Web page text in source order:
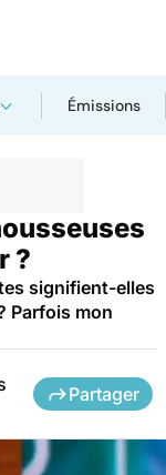
Émissions
?
signifient-elles
Parfois mon
Partager